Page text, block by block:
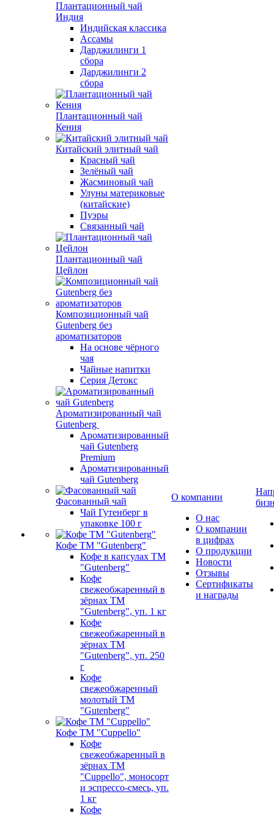
Плантационный чай
Индия
Индийская классика
Ассамы
Дарджилинги 1
сбора
Дарджилинги 2
сбора
Плантационный чай
Кения
Китайский элитный чай
Красный чай
Зелёный чай
Жасминовый чай
Улуны материковые
(китайские)
Пуэры
Связанный чай
Плантационный чай
Цейлон
Композиционный чай
Gutenberg без
ароматизаторов
На основе чёрного
чая
Чайные напитки
Серия Детокс
Ароматизированный чай
Gutenberg
Ароматизированный
чай Gutenberg
Premium
Ароматизированный
чай Gutenberg
Фасованный чай
Чай Гутенберг в
упаковке 100 г
Кофе ТМ "Gutenberg"
Кофе в капсулах ТМ
"Gutenberg"
Кофе
свежеобжаренный в
зёрнах ТМ
"Gutenberg", уп. 1 кг
Кофе
свежеобжаренный в
зёрнах ТМ
"Gutenberg", уп. 250
г
Кофе
свежеобжаренный
молотый ТМ
"Gutenberg"
Кофе ТМ "Cuppello"
Кофе
свежеобжаренный в
зёрнах ТМ
"Cuppello", моносорт
и эспрессо-смесь, уп.
1 кг
Кофе
О компании
О нас
О компании
в цифрах
О продукции
Новости
Отзывы
Сертификаты
и награды